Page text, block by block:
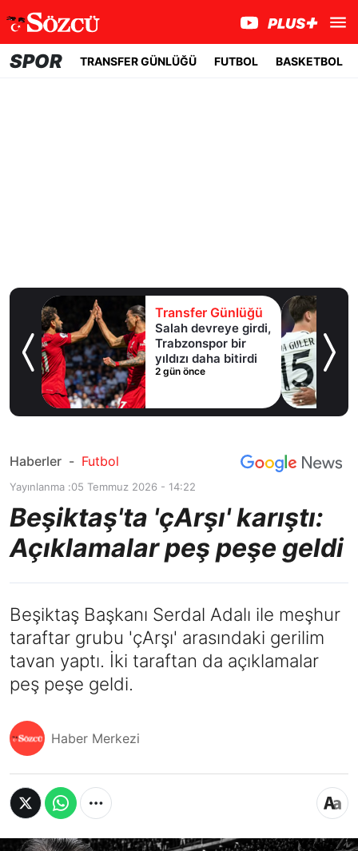
SPOR TRANSFER GÜNLÜĞÜ FUTBOL BASKETBOL
Transfer Günlüğü
Salah devreye girdi,
Trabzonspor bir
yıldızı daha bitirdi
2 gün önce
Haberler - Futbol
Yayınlanma :05 Temmuz 2026 - 14:22
Beşiktaş'ta 'çArşı' karıştı:
Açıklamalar peş peşe geldi
Beşiktaş Başkanı Serdal Adalı ile meşhur
taraftar grubu 'çArşı' arasındaki gerilim
tavan yaptı. İki taraftan da açıklamalar
peş peşe geldi.
Haber Merkezi